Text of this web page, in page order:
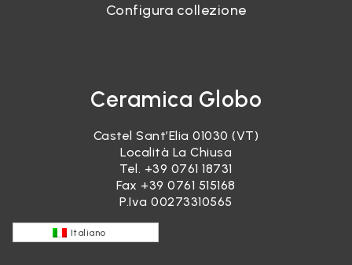
Configura collezione
Ceramica Globo
Castel Sant’Elia 01030 (VT)
Località La Chiusa
Tel. +39 0761 18731
Fax +39 0761 515168
P.Iva 00273310565
Italiano